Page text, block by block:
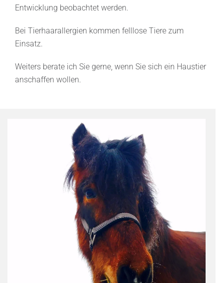
Entwicklung beobachtet werden.
Bei Tierhaarallergien kommen felllose Tiere zum
Einsatz.
Weiters berate ich Sie gerne, wenn Sie sich ein Haustier
anschaffen wollen.